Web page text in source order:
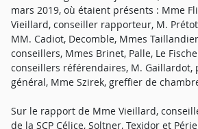
mars 2019, où étaient présents : Mme
Vieillard, conseiller rapporteur, M.
MM. Cadiot, Decomble, Mmes
conseillers, Mmes Brinet, Palle, Le
conseillers référendaires, M. Gaillardot,
général, Mme Szirek, greffier de
Sur le rapport de Mme Vieillard,
de la SCP Célice, Soltner, Texidor et